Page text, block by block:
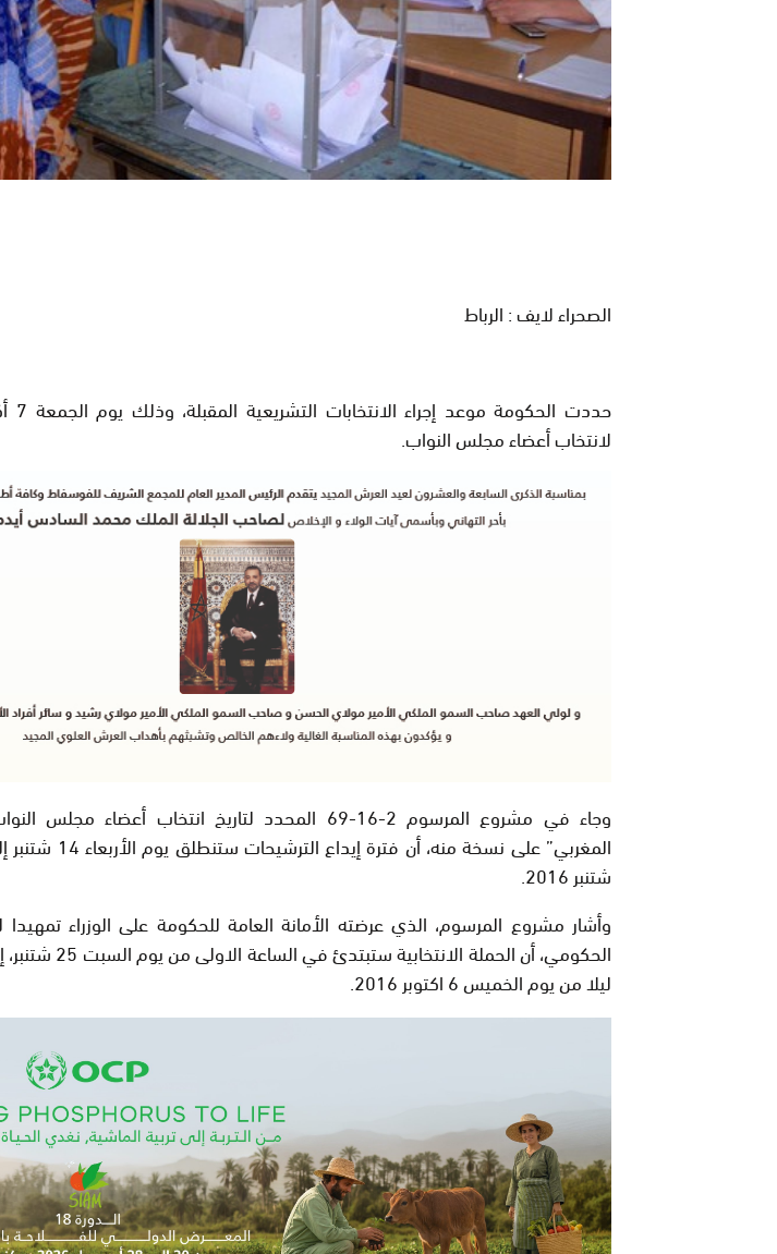
الصحراء لايف : الرباط
لانتخاب أعضاء مجلس النواب.
وجاء في مشروع المرسوم 2-16-69 المحدد لتاريخ انتخاب
شتنبر 2016.
وأشار مشروع المرسوم، الذي عرضته الأمانة العامة للحكومة على الوزراء
الحكومي، أن الحملة
ليلا من يوم الخميس 6 اكتوبر 2016.